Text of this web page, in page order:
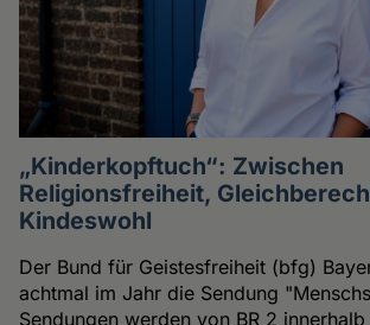
„Kinderkopftuch“: Zwischen
Religionsfreiheit,
Kindeswohl
Der Bund für Geistesfreiheit (bfg)
achtmal im Jahr die Sendung
Sendungen werden von BR 2